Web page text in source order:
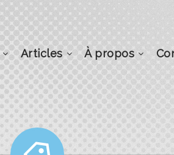
Articles À propos